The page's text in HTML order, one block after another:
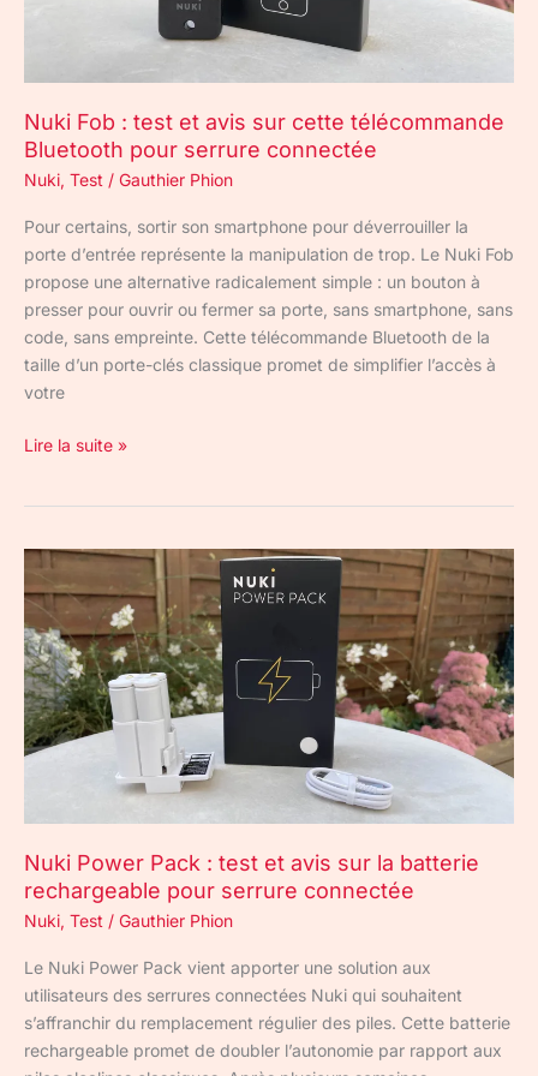
Nuki Fob : test et avis sur cette télécommande
Bluetooth pour serrure connectée
Nuki, Test / Gauthier Phion
Pour certains, sortir son smartphone pour déverrouiller la
porte d’entrée représente la manipulation de trop. Le Nuki Fob
propose une alternative radicalement simple : un bouton à
presser pour ouvrir ou fermer sa porte, sans smartphone, sans
code, sans empreinte. Cette télécommande Bluetooth de la
taille d’un porte-clés classique promet de simplifier l’accès à
votre
serrure
connectée
Lire la suite »
Nuki Power Pack : test et avis sur la batterie
rechargeable pour serrure connectée
Nuki, Test / Gauthier Phion
Le Nuki Power Pack vient apporter une solution aux
utilisateurs des serrures connectées Nuki qui souhaitent
s’affranchir du remplacement régulier des piles. Cette batterie
rechargeable promet de doubler l’autonomie par rapport aux
Nuki
Power
Pack
:
test
et
avis
sur
pour
serrure
connectée